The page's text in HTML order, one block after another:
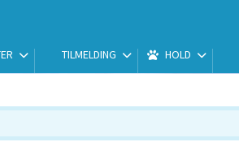
TILMELDING HOLD